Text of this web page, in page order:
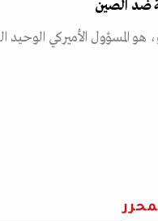
ضد الصين
هو المسؤول الأميركي الوحيد